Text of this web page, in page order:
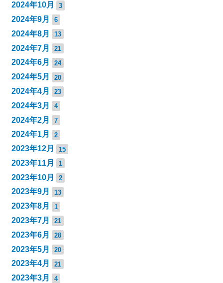
2024年10月 3
2024年9月 6
2024年8月 13
2024年7月 21
2024年6月 24
2024年5月 20
2024年4月 23
2024年3月 4
2024年2月 7
2024年1月 2
2023年12月 15
2023年11月 1
2023年10月 2
2023年9月 13
2023年8月 1
2023年7月 21
2023年6月 28
2023年5月 20
2023年4月 21
2023年3月 4